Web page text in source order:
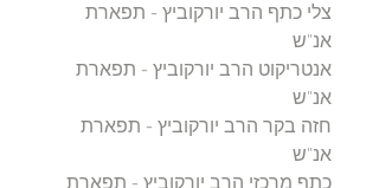
צלי כתף הרב יורקוביץ - תפארת
אנ"ש
אנטריקוט הרב יורקוביץ - תפארת
אנ"ש
חזה בקר הרב יורקוביץ - תפארת
אנ"ש